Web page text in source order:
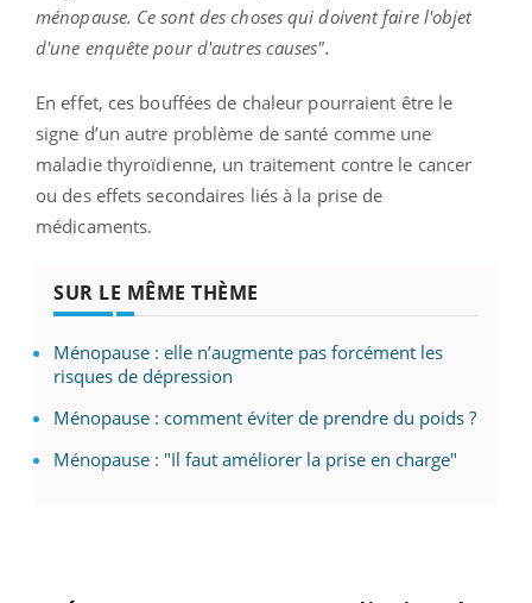
ménopause. Ce sont des choses qui doivent faire l'objet
d'une enquête pour d'autres causes".
En effet, ces bouffées de chaleur pourraient être le
signe d’un autre problème de santé comme une
maladie thyroïdienne, un traitement contre le cancer
ou des effets secondaires liés à la prise de
médicaments.
SUR LE MÊME THÈME
Ménopause : elle n’augmente pas forcément les
risques de dépression
Ménopause : comment éviter de prendre du poids ?
Ménopause : "Il faut améliorer la prise en charge"